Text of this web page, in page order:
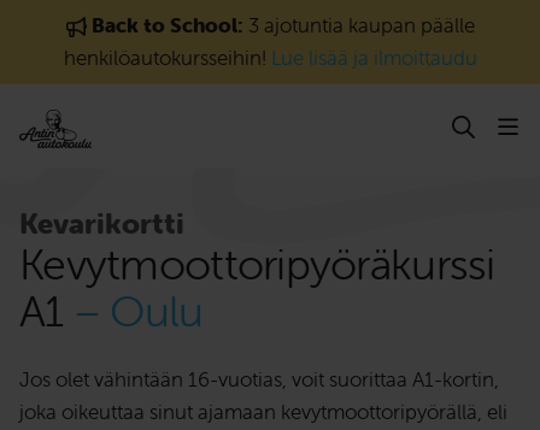
Siirry sisältöönBack to School: 3 ajotuntia kaupan päälle
henkilöautokursseihin! Lue lisää ja ilmoittaudu
Kevarikortti
Kevytmoottori­pyörä­kurssi
A1 – Oulu
Jos olet vähintään 16-vuotias, voit suorittaa A1-kortin,
joka oikeuttaa sinut ajamaan kevytmoottoripyörällä, eli